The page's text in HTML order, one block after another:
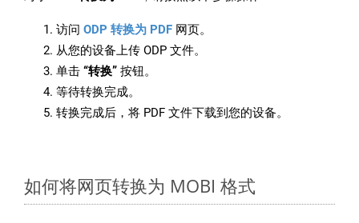
访问 ODP 转换为 PDF 网页。
从您的设备上传 ODP 文件。
单击 “转换” 按钮。
等待转换完成。
转换完成后，将 PDF 文件下载到您的设备。
如何将网页转换为 MOBI 格式